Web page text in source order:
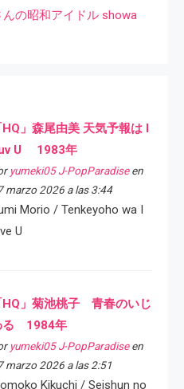
んの昭和アイドル showa
HQ」森尾由美 天気予報は I
U 1983年
yumeki05 J-PopParadiseen
marzo 2026 a las 3:44
Morio / Tenkeyoho wa I
U
HQ」菊池桃子 青春のいじ
る 1984年
yumeki05 J-PopParadiseen
marzo 2026 a las 2:51
Kikuchi / Seishun no